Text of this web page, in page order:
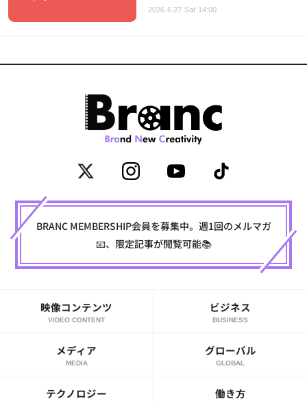
2026.6.27 Sat 14:00
BRANC MEMBERSHIP会員を募集中。週1回のメルマガ
📧、限定記事が閲覧可能📚
映像コンテンツ
VIDEO CONTENT
ビジネス
BUSINESS
メディア
MEDIA
グローバル
GLOBAL
テクノロジー 働き方